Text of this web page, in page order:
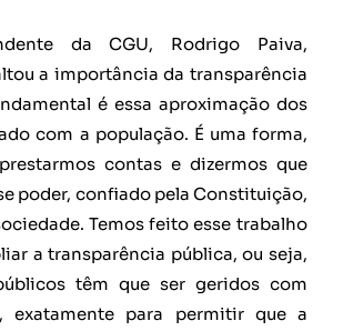
da CGU, Rodrigo Paiva,
a importância da transparência
é essa aproximação dos
com a população. É uma forma,
contas e dizermos que
poder, confiado pela Constituição,
Temos feito esse trabalho
a transparência pública, ou seja,
têm que ser geridos com
exatamente para permitir que a